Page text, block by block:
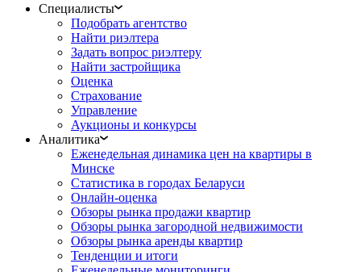
Специалисты
Подобрать агентство
Найти риэлтера
Задать вопрос риэлтеру
Найти застройщика
Оценка
Страхование
Управление
Аукционы и конкурсы
Аналитика
Еженедельная динамика цен на квартиры в
Минске
Статистика в городах Беларуси
Онлайн-оценка
Обзоры рынка продажи квартир
Обзоры рынка загородной недвижимости
Обзоры рынка аренды квартир
Тенденции и итоги